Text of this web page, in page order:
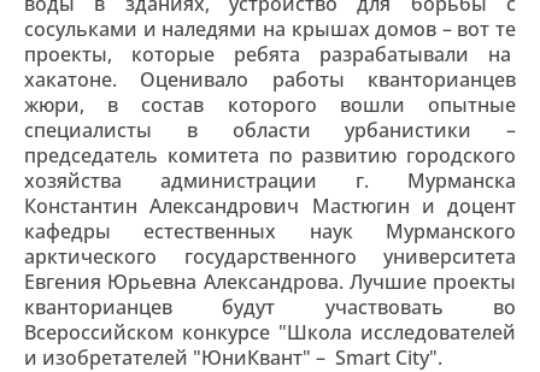
сосульками и наледями на крышах домов – вот те
проекты, которые ребята разрабатывали на
хакатоне. Оценивало работы кванторианцев
жюри, в состав которого вошли опытные
специалисты в области урбанистики –
председатель комитета по развитию городского
хозяйства администрации г. Мурманска
Константин Александрович Мастюгин и доцент
кафедры естественных наук Мурманского
арктического государственного университета
Евгения Юрьевна Александрова. Лучшие проекты
кванторианцев будут участвовать во
Всероссийском конкурсе "Школа исследователей
и изобретателей "ЮниКвант" – Smart City".